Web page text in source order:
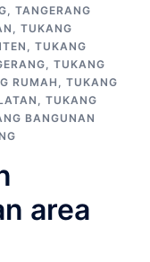
, TANGERANG
, TUKANG
, TUKANG
, TUKANG
RUMAH , TUKANG
, TUKANG
BANGUNAN
area